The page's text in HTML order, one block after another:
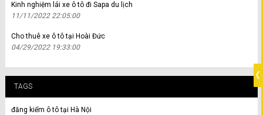
Kinh nghiệm lái xe ô tô đi Sapa du lịch
11/11/2022 22:05:00
Cho thuê xe ô tô tại Hoài Đức
04/29/2022 19:33:00
TAGS
đăng kiểm ô tô tại Hà Nội